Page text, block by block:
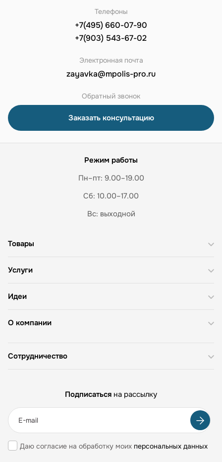
Телефоны
+7(495) 660-07-90
+7(903) 543-67-02
Электронная почта
zayavka@mpolis-pro.ru
Обратный звонок
Заказать консультацию
Режим работы
Пн–пт: 9.00–19.00
Сб: 10.00–17.00
Вс: выходной
О компании
Товары
Услуги
Идеи
Сотрудничество
Подписаться на рассылку
Даю согласие на обработку моих персональных данных